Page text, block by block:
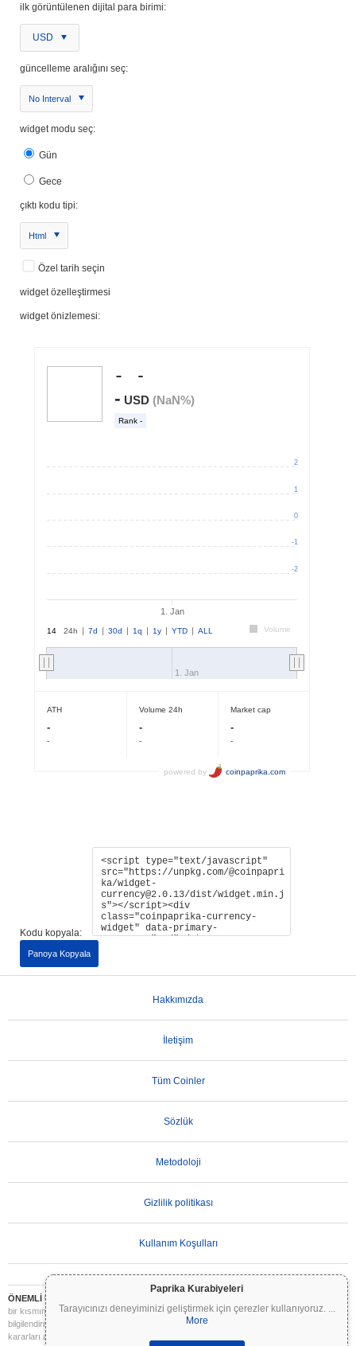
Paprika Kurabiyeleri
Tarayıcınızı deneyiminizi geliştirmek için çerezler kullanıyoruz. ...
More
ilk görüntülenen dijital para birimi:
USD
güncelleme aralığını seç:
No Interval
widget modu seç:
Gün
Gece
çıktı kodu tipi:
Html
Özel tarih seçin
widget özelleştirmesi
widget önizlemesi:
Kodu kopyala:
Panoya Kopyala
Hakkımızda
İletişim
Tüm Coinler
Sözlük
Metodoloji
Gizlilik politikası
Kullanım Koşulları
ÖNEMLİ UYARI:
bir kısmını veya tamamını kaybedebilirsiniz. Coinpaprika üzerindeki tüm bilgiler yalnızca
bilgilendirme amaçlıdır ve finansal veya yatırım tavsiyesi niteliği taşımaz. Yatırım
kararları almadan önce daima kendi araştırmanızı yapın (DYOR) ve nitelikli bir finansal